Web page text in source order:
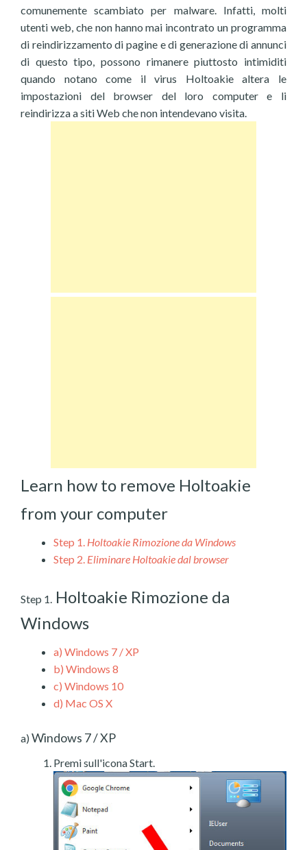
comunemente scambiato per malware. Infatti, molti
utenti web, che non hanno mai incontrato un programma
di reindirizzamento di pagine e di generazione di annunci
di questo tipo, possono rimanere piuttosto intimiditi
quando notano come il virus Holtoakie altera le
impostazioni del browser del loro computer e li
reindirizza a siti Web che non intendevano visita.
Learn how to remove Holtoakie
from your computer
Step 1. Holtoakie Rimozione da Windows
Step 2. Eliminare Holtoakie dal browser
Step 1. Holtoakie Rimozione da
Windows
a) Windows 7 / XP
b) Windows 8
c) Windows 10
d) Mac OS X
a) Windows 7 / XP
Premi sull'icona Start.